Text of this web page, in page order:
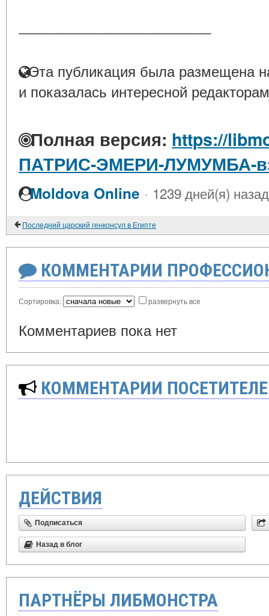
Эта публикация была размещена
и показалась интересной
Полная версия: https://
ПАТРИС-ЭМЕРИ-ЛУМУМБА-
Moldova Online · 1239 дней(я) назад
Последний царский генконсул в Египте
КОММЕНТАРИИ
Сортировка: развернуть все
Комментариев пока нет
КОММЕНТАРИИ
ДЕЙСТВИЯ
Подписаться
Назад в блог
ПАРТНЁРЫ ЛИБМОНСТРА